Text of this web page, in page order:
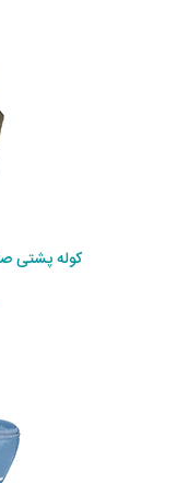
کوله پشتی